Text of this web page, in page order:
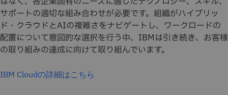
サポートの適切な組み合わせが必要です。組織がハイブリッ
ド・クラウドとAIの複雑さをナビゲートし、ワークロードの
配置について意図的な選択を行う中、IBMは引き続き、お客様
の取り組みの達成に向けて取り組んでいます。
IBM Cloudの詳細はこちら